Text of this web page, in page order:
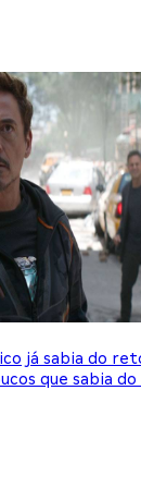
já sabia do
que sabia